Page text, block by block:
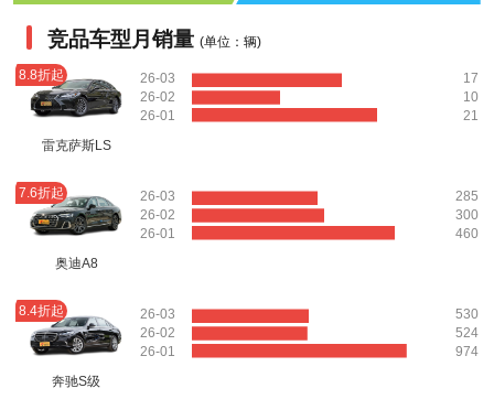
竞品车型月销量 (单位：辆)
8.8折起
雷克萨斯LS
26-03
26-02
26-01
17
10
21
7.6折起
奥迪A8
26-03
26-02
26-01
285
300
460
8.4折起
奔驰S级
26-03
26-02
26-01
530
524
974